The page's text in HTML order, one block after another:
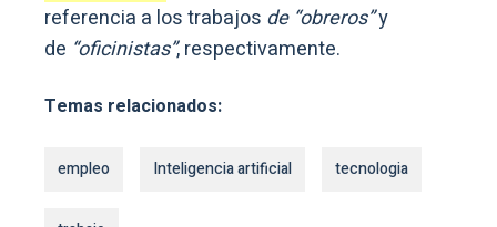
referencia a los trabajos de “obreros”y
de “oficinistas”, respectivamente.
Temas relacionados:
empleo Inteligencia artificial tecnologia